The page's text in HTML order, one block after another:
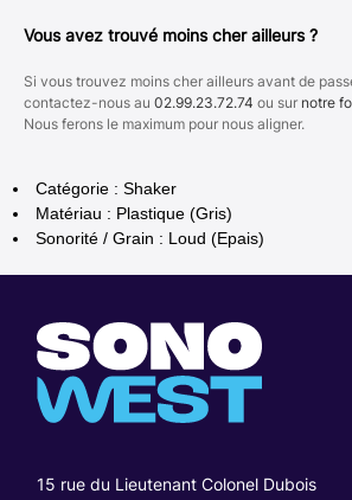
Vous avez trouvé moins cher ailleurs ?
Si vous trouvez moins cher ailleurs avant de
contactez-nous au 02.99.23.72.74 ou sur notre
Nous ferons le maximum pour nous aligner.
Catégorie : Shaker
Matériau : Plastique (Gris)
Sonorité / Grain : Loud (Epais)
15 rue du Lieutenant Colonel Dubois